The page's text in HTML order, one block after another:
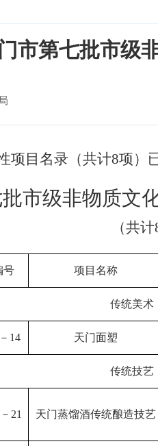
市第七批市级
目名录（共计8项）
市级非物质文
（共计
号 项目名称
传统美术
14 天门面塑
传统技艺
21 天门蒸馏酒传统酿造技艺